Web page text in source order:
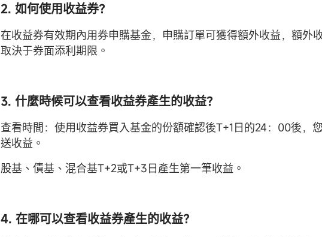
2. 如何使用收益券？
在收益券有效期內用券申購基金，申購訂單可獲得額外收益，額外
取決于券面添利期限。
3. 什麼時候可以查看收益券產生的收益？
查看時間：使用收益券買入基金的份額確認後T+1日的24：00後，
送收益。
股基、債基、混合基T+2或T+3日產生第一筆收益。
4. 在哪可以查看收益券產生的收益？